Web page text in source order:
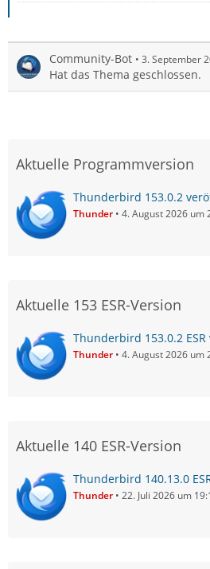
Community-Bot 3. September
Hat das Thema geschlossen.
Aktuelle Programmversion
Thunderbird 153.0.2
Thunder 4. August 2026 um
Aktuelle 153 ESR-Version
Thunderbird 153.0.2
Thunder 4. August 2026 um
Aktuelle 140 ESR-Version
Thunderbird 140.13.0
Thunder 22. Juli 2026 um